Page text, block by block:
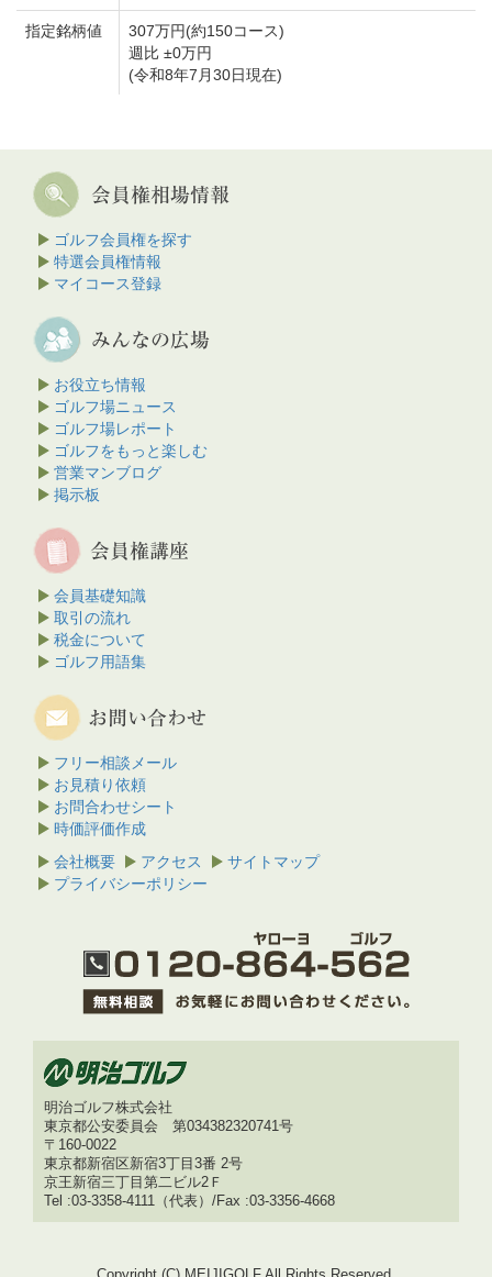
指定銘柄値
307万円(約150コース)
週比 ±0万円
(令和8年7月30日現在)
ゴルフ会員権を探す
特選会員権情報
マイコース登録
お役立ち情報
ゴルフ場ニュース
ゴルフ場レポート
ゴルフをもっと楽しむ
営業マンブログ
掲示板
会員基礎知識
取引の流れ
税金について
ゴルフ用語集
フリー相談メール
お見積り依頼
お問合わせシート
時価評価作成
会社概要
アクセス
サイトマップ
プライバシーポリシー
明治ゴルフ株式会社
東京都公安委員会 第034382320741号
〒160-0022
東京都新宿区新宿3丁目3番 2号
京王新宿三丁目第二ビル2Ｆ
Tel :03-3358-4111（代表）/Fax :03-3356-4668